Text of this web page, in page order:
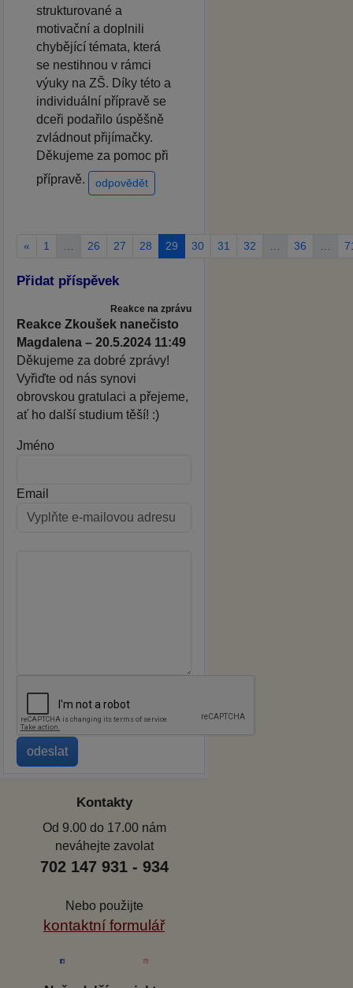
strukturované a
motivační a doplnili
chybějící témata, která
se nestihnou v rámci
výuky na ZŠ. Díky této a
individuální přípravě se
dceři podařilo úspěšně
zvládnout přijímačky.
Děkujeme za pomoc při
přípravě.
odpovědět
« 1 26 27 28 29 30 31 32 36
Přidat příspěvek
Reakce na zprávu
Reakce Zkoušek nanečisto
Magdalena – 20.5.2024 11:49
Děkujeme za dobré zprávy!
Vyřiďte od nás synovi
obrovskou gratulaci a přejeme,
ať ho další studium těší! :)
Jméno
Email
Kontakty
Od 9.00 do 17.00 nám
neváhejte zavolat
702 147 931 - 934
Nebo použijte
kontaktní formulář